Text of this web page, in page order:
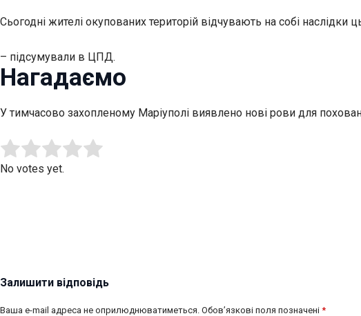
Сьогодні жителі окупованих територій відчувають на собі наслідки
– підсумували в ЦПД.
Нагадаємо
У тимчасово захопленому Маріуполі виявлено нові рови для
Rate this item:
No votes yet.
Залишити відповідь
Ваша e-mail адреса не оприлюднюватиметься. Обов’язкові поля позначені *